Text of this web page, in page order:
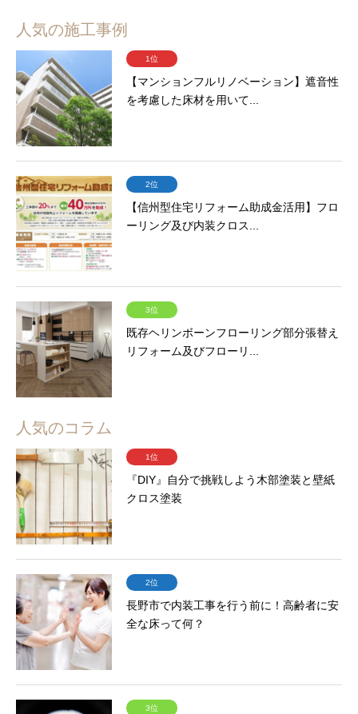
人気の施工事例
1位
【マンションフルリノベーション】遮音性
を考慮した床材を用いて...
2位
【信州型住宅リフォーム助成金活用】フロ
ーリング及び内装クロス...
3位
既存ヘリンボーンフローリング部分張替え
リフォーム及びフローリ...
人気のコラム
1位
『DIY』自分で挑戦しよう木部塗装と壁紙
クロス塗装
2位
長野市で内装工事を行う前に！高齢者に安
全な床って何？
3位